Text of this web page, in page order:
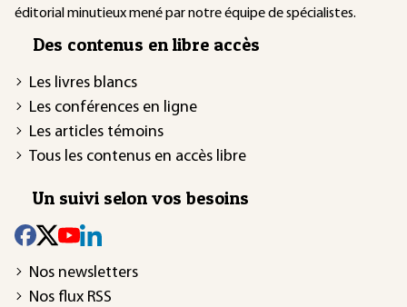
éditorial minutieux mené par notre équipe de spécialistes.
Des contenus en libre accès
Les livres blancs
Les conférences en ligne
Les articles témoins
Tous les contenus en accès libre
Un suivi selon vos besoins
Nos newsletters
Nos flux RSS